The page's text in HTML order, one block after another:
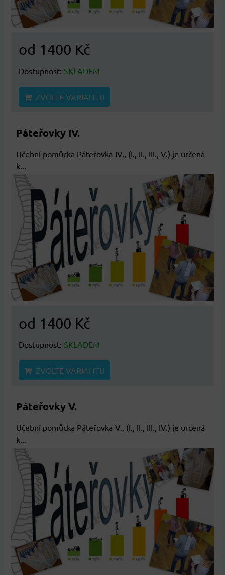
od 1400 Kč
Dostupnost: SKLADEM
ZVOLTE VARIANTU
Páteřovky IV.
Učební pomůcka Páteřovka IV., (I., II., III., V.) je určená
k...
od 1400 Kč
Dostupnost: SKLADEM
ZVOLTE VARIANTU
Páteřovky V.
Učební pomůcka Páteřovka V., (I., II., III., IV.) je určená
k...